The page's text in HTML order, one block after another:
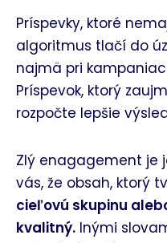
Príspevky, ktoré
algoritmus tlačí do
najmä pri
Príspevok, ktorý
rozpočte lepšie
Zlý enagagement je
vás, že obsah, ktorý
cieľovú skupinu
kvalitný. Inými